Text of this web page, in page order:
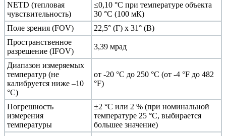
NETD (тепловая
чувствительность)
≤0,10 °C при температуре объекта
30 °C (100 мК)
Поле зрения (FOV)
22,5° (Г) x 31° (В)
Пространственное
разрешение (IFOV)
3,39 мрад
Диапазон измеряемых
температур (не
калибруется ниже –10
°C)
от -20 °C до 250 °C (от -4 °F до 482
°F)
Погрешность
измерения
температуры
±2 °C или 2 % (при номинальной
температуре 25 °C, выбирается
большее значение)